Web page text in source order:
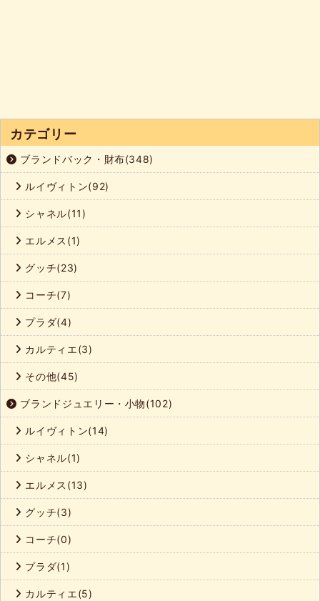
カテゴリー
ブランドバック・財布(348)
ルイヴィトン(92)
シャネル(11)
エルメス(1)
グッチ(23)
コーチ(7)
プラダ(4)
カルティエ(3)
その他(45)
ブランドジュエリー・小物(102)
ルイヴィトン(14)
シャネル(1)
エルメス(13)
グッチ(3)
コーチ(0)
プラダ(1)
カルティエ(5)